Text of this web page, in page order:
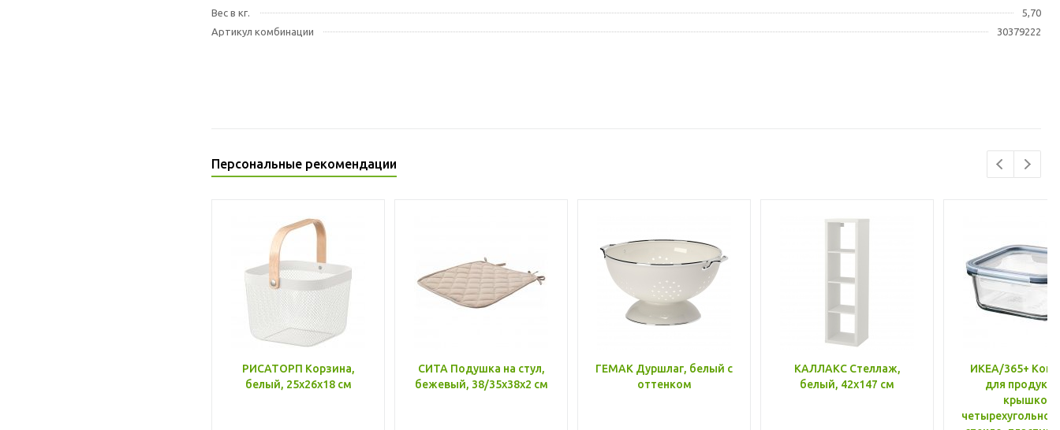
Вес в кг.
5,70
Артикул комбинации
30379222
Персональные рекомендации
РИСАТОРП Корзина,
белый, 25x26x18 см
СИТА Подушка на стул,
бежевый, 38/35x38x2 см
ГЕМАК Дуршлаг, белый с
оттенком
КАЛЛАКС Стеллаж,
белый, 42x147 см
ИКЕА/365+
для
крышкой,